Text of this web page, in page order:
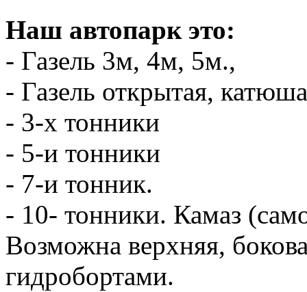
Наш автопарк это:
- Газель 3м, 4м, 5м.,
- Газель открытая,
- 3-х тонники
- 5-и тонники
- 7-и тонник.
- 10- тонники. Камаз
Возможна верхняя,
гидробортами.